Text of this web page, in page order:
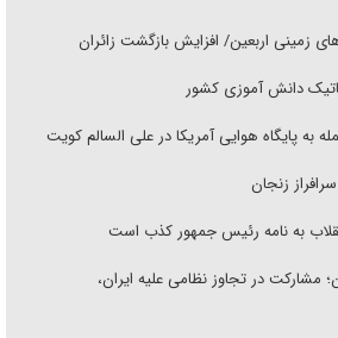
دانش آموزی کشور
به پایگاه هوایی آمریکا در علی السالم کویت
زنجان
به نامه رئیس جمهور کذب است
مشارکت در تجاوز نظامی علیه ایران،